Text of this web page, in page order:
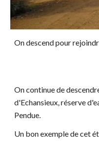
On descend pour
On continue de
d'Echansieux, réserve
Pendue.
Un bon exemple de cet